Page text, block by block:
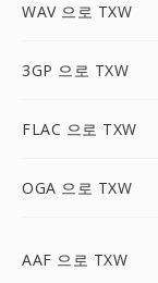
WAV 으로 TXW
3GP 으로 TXW
FLAC 으로 TXW
OGA 으로 TXW
AAF 으로 TXW